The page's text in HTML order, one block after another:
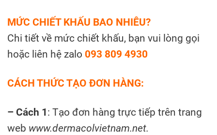
MỨC CHIẾT KHẤU BAO NHIÊU?
Chi tiết về mức chiết khấu, bạn vui lòng gọi
hoặc liên hệ zalo 093 809 4930
CÁCH THỨC TẠO ĐƠN HÀNG:
– Cách 1: Tạo đơn hàng trực tiếp trên trang
web www.dermacolvietnam.net.